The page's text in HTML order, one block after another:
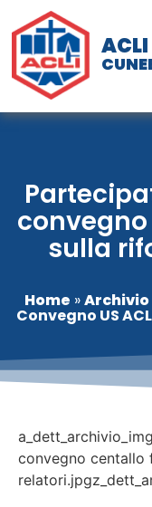
ACLI
convegno
sulla
Home »Archivio
Convegno US
convegno centallo